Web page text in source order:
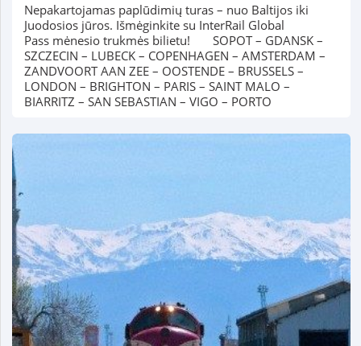
Nepakartojamas paplūdimių turas – nuo Baltijos iki
Juodosios jūros. Išmėginkite su InterRail Global
Pass mėnesio trukmės bilietu! SOPOT – GDANSK –
SZCZECIN – LUBECK – COPENHAGEN – AMSTERDAM –
ZANDVOORT AAN ZEE – OOSTENDE – BRUSSELS –
LONDON – BRIGHTON – PARIS – SAINT MALO –
BIARRITZ – SAN SEBASTIAN – VIGO – PORTO